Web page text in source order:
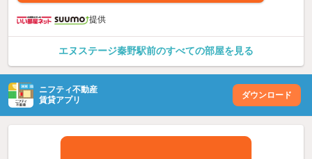
提供
エヌステージ秦野駅前のすべての部屋を見る
ニフティ不動産
賃貸アプリ
ダウンロード